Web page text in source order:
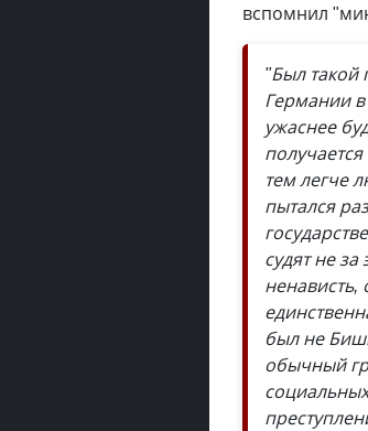
вспомнил
"Был такой
Германии
ужаснее
тем легче
пытался
судят не
ненависть,
был не
обычный